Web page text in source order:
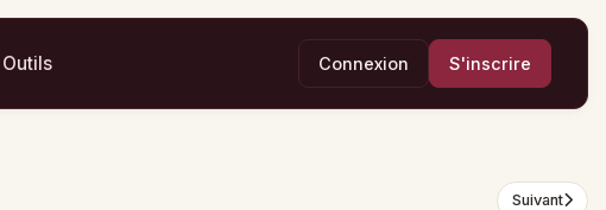
Connexion S'inscrire
Suivant